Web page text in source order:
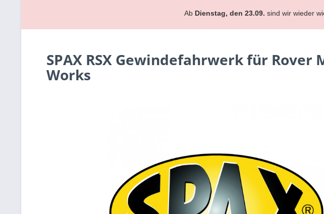
Ab Dienstag, den 23.09. sind wir wieder
SPAX RSX Gewindefahrwerk für Rover
Works